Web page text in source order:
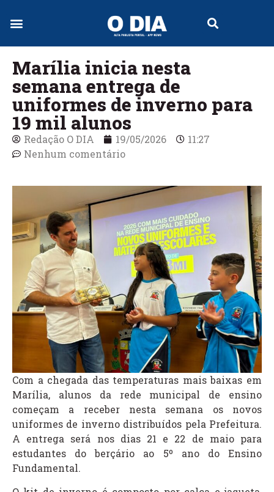
Marília inicia nesta
semana entrega de
uniformes de inverno para
19 mil alunos
Redação O DIA 19/05/2026
11:27
Nenhum comentário
Com a chegada das temperaturas mais baixas em
Marília, alunos da rede municipal de ensino
começam a receber nesta semana os novos
uniformes de inverno distribuídos pela Prefeitura.
A entrega será nos dias 21 e 22 de maio para
estudantes do berçário ao 5º ano do Ensino
Fundamental.